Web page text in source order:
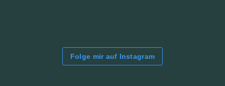
Folge mir auf Instagram